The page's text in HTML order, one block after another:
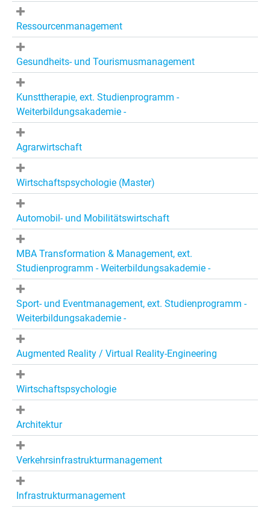
Ressourcenmanagement
Gesundheits- und Tourismusmanagement
Kunsttherapie, ext. Studienprogramm -
Weiterbildungsakademie -
Agrarwirtschaft
Wirtschaftspsychologie (Master)
Automobil- und Mobilitätswirtschaft
MBA Transformation & Management, ext.
Studienprogramm - Weiterbildungsakademie -
Sport- und Eventmanagement, ext. Studienprogramm -
Weiterbildungsakademie -
Augmented Reality / Virtual Reality-Engineering
Wirtschaftspsychologie
Architektur
Verkehrsinfrastrukturmanagement
Infrastrukturmanagement